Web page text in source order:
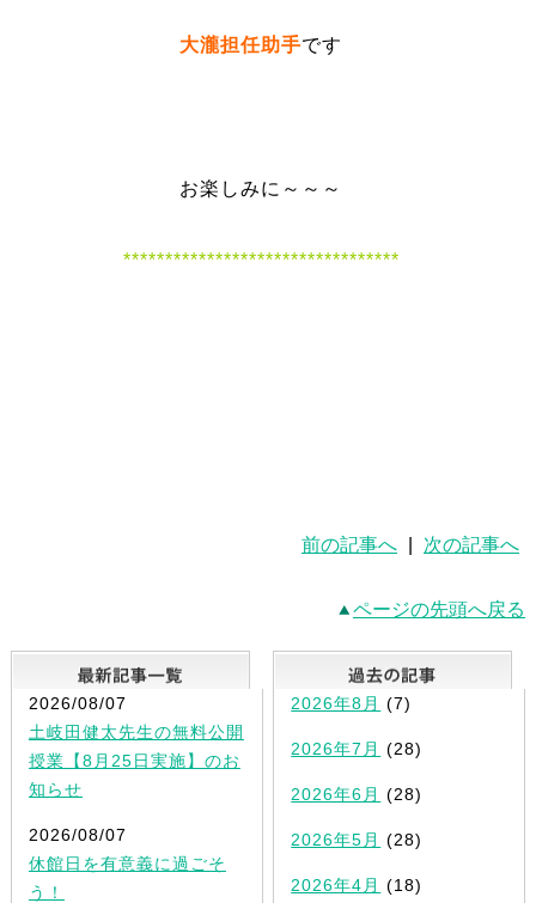
大瀧担任助手です
お楽しみに～～～
*********************************
前の記事へ 次の記事へ
ページの先頭へ戻る
最新記事一覧
2026/08/07
土岐田健太先生の無料公開
授業【8月25日実施】のお
知らせ
2026/08/07
休館日を有意義に過ごそ
う！
2026年8月 (7)
2026年7月 (28)
2026年6月 (28)
2026年5月 (28)
2026年4月 (18)